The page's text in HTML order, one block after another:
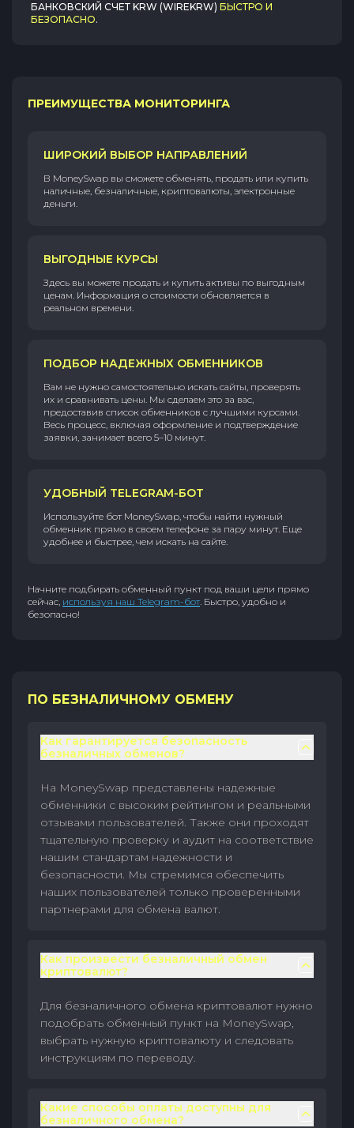
БАНКОВСКИЙ СЧЕТ KRW (WIREKRW) БЫСТРО И
БЕЗОПАСНО.
ПРЕИМУЩЕСТВА МОНИТОРИНГА
ШИРОКИЙ ВЫБОР НАПРАВЛЕНИЙ
В MoneySwap вы сможете обменять, продать или купить
наличные, безналичные, криптовалюты, электронные
деньги.
ВЫГОДНЫЕ КУРСЫ
Здесь вы можете продать и купить активы по выгодным
ценам. Информация о стоимости обновляется в
реальном времени.
ПОДБОР НАДЕЖНЫХ ОБМЕННИКОВ
Вам не нужно самостоятельно искать сайты, проверять
их и сравнивать цены. Мы сделаем это за вас,
предоставив список обменников с лучшими курсами.
Весь процесс, включая оформление и подтверждение
заявки, занимает всего 5–10 минут.
УДОБНЫЙ TELEGRAM-БОТ
Используйте бот MoneySwap, чтобы найти нужный
обменник прямо в своем телефоне за пару минут. Еще
удобнее и быстрее, чем искать на сайте.
Начните подбирать обменный пункт под ваши цели прямо
сейчас, используя наш Telegram-бот. Быстро, удобно и
безопасно!
ПО БЕЗНАЛИЧНОМУ ОБМЕНУ
Как гарантируется безопасность
безналичных обменов?
На MoneySwap представлены надежные
обменники с высоким рейтингом и реальными
отзывами пользователей. Также они проходят
тщательную проверку и аудит на соответствие
нашим стандартам надежности и
безопасности. Мы стремимся обеспечить
наших пользователей только проверенными
партнерами для обмена валют.
Как произвести безналичный обмен
криптовалют?
Для безналичного обмена криптовалют нужно
подобрать обменный пункт на MoneySwap,
выбрать нужную криптовалюту и следовать
инструкциям по переводу.
Какие способы оплаты доступны для
безналичного обмена?